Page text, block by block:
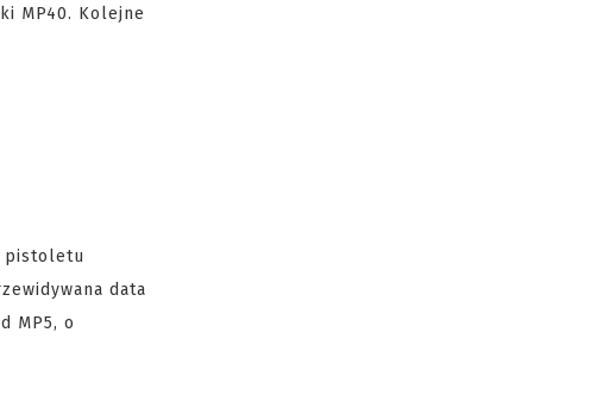
MP40. Kolejne
pistoletu
data
MP5, o